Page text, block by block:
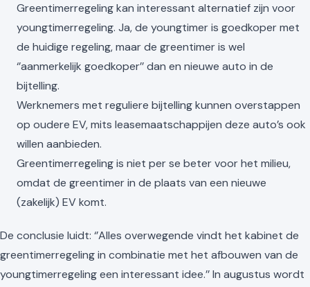
Greentimerregeling kan interessant alternatief zijn voor
youngtimerregeling. Ja, de youngtimer is goedkoper met
de huidige regeling, maar de greentimer is wel
‘’aanmerkelijk goedkoper’’ dan en nieuwe auto in de
bijtelling.
Werknemers met reguliere bijtelling kunnen overstappen
op oudere EV, mits leasemaatschappijen deze auto’s ook
willen aanbieden.
Greentimerregeling is niet per se beter voor het milieu,
omdat de greentimer in de plaats van een nieuwe
(zakelijk) EV komt.
De conclusie luidt: ‘’Alles overwegende vindt het kabinet de
greentimerregeling in combinatie met het afbouwen van de
youngtimerregeling een interessant idee.’’ In augustus wordt